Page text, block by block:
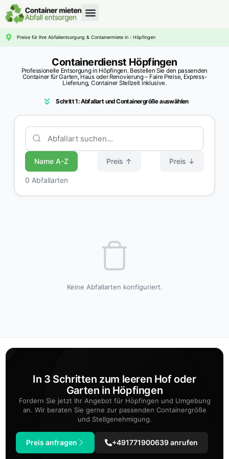
Preise für Ihre Abfallentsorgung & Containermiete in : Höpfingen
Containerdienst Höpfingen
Professionelle Entsorgung in Höpfingen. Bestellen Sie den passenden
Container für Garten, Haus oder Renovierung – Faire Preise, Express-
Lieferung, Container Stellzeit inklusive.
Schritt 1: Abfallart und Containergröße auswählen
Name A-Z Preis ↑ Preis ↓
0 Abfallarten
Keine Abfallarten konfiguriert.
In 3 Schritten zum leeren Hof oder
Garten in Höpfingen
Fordern Sie jetzt Ihr Angebot für Höpfingen und Umgebung
an. Wir beraten Sie gerne zur passenden Containergröße
und Stellgenehmigung.
Preis anfragen +491771900639 anrufen